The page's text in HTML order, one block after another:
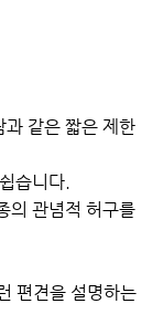
과 같은 짧은 제한
습니다.
의 관념적 허구를
편견을 설명하는